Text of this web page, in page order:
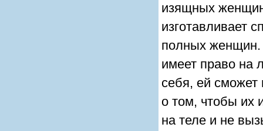
изящных
изготавливает
полных женщин.
имеет право на
себя, ей
о том, чтобы их
на теле и не